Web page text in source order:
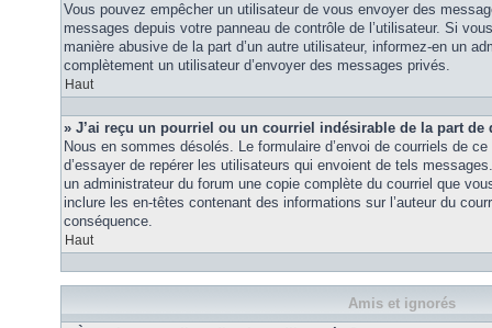
Vous pouvez empêcher un utilisateur de vous envoyer des
messages depuis votre panneau de contrôle de l’utilisateur. Si
manière abusive de la part d’un autre utilisateur, informez-en un
complètement un utilisateur d’envoyer des messages privés.
Haut
» J’ai reçu un pourriel ou un courriel indésirable de la part de
Nous en sommes désolés. Le formulaire d’envoi de courriels de
d’essayer de repérer les utilisateurs qui envoient de tels
un administrateur du forum une copie complète du courriel que
inclure les en-têtes contenant des informations sur l’auteur du
conséquence.
Haut
Amis et ignorés